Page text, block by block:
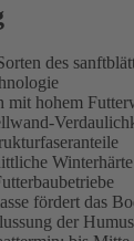
des
mit hohem
fördert das
der